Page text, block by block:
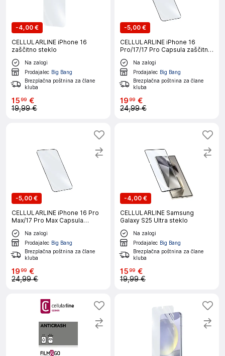
-4,00 €
CELLULARLINE iPhone 16
zaščitno steklo
Na zalogi
Prodajalec Big Bang
Brezplačna poštnina za člane
kluba
1599 €
19,99 €
-5,00 €
CELLULARLINE iPhone 16
Pro/17/17 Pro Capsula zaščitno
steklo
Na zalogi
Prodajalec Big Bang
Brezplačna poštnina za člane
kluba
1999 €
24,99 €
-5,00 €
CELLULARLINE iPhone 16 Pro
Max/17 Pro Max Capsula
zaščitno steklo
Na zalogi
Prodajalec Big Bang
Brezplačna poštnina za člane
kluba
1999 €
24,99 €
-4,00 €
CELLULARLINE Samsung
Galaxy S25 Ultra steklo
Na zalogi
Prodajalec Big Bang
Brezplačna poštnina za člane
kluba
1599 €
19,99 €